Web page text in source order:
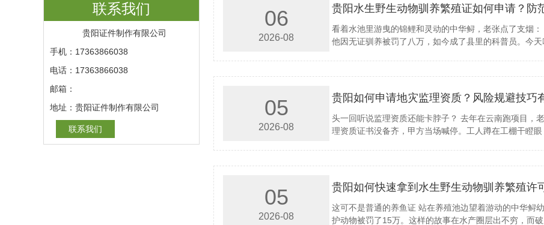
联系我们
贵阳证件制作有限公司
手机：17363866038
电话：17363866038
邮箱：
地址：贵阳证件制作有限公司
联系我们
06
2026-08
贵阳水生野生动物驯养繁殖证如何申请？防
看着水池里游曳的锦鲤和灵动的中华鲟，老张点了支烟
他因无证驯养被罚了八万，如今成了县里的科普员。今天
05
2026-08
贵阳如何申请地灾监理资质？风险规避技巧
头一回听说监理资质还能卡脖子？ 去年在云南跑项目，
理资质证书没备齐，甲方当场喊停。工人蹲在工棚干瞪眼
05
2026-08
贵阳如何快速拿到水生野生动物驯养繁殖许
这可不是普通的养鱼证 站在养殖池边望着游动的中华
护动物被罚了15万。这样的故事在水产圈层出不穷，而